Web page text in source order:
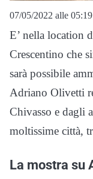
07/05/2022 alle 05:19
E’ nella location
Crescentino che
sarà possibile
Adriano Olivetti
Chivasso e dagli
moltissime città,
La mostra su